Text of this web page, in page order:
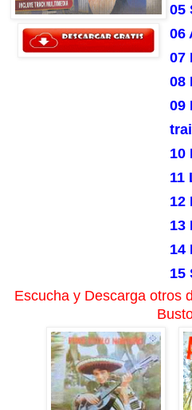
05
06
07
08
09
10
11
12
13
14
15
Escucha y Descarga otros